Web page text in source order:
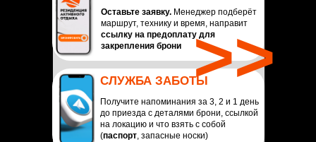
Оставьте заявку. Менеджер подберёт
маршрут, технику и время, направит
ссылку на предоплату для
закрепления брони
СЛУЖБА ЗАБОТЫ
Получите напоминания за 3, 2 и 1 день
до приезда с деталями брони, ссылкой
на локацию и что взять с собой
(паспорт, запасные носки)
>>